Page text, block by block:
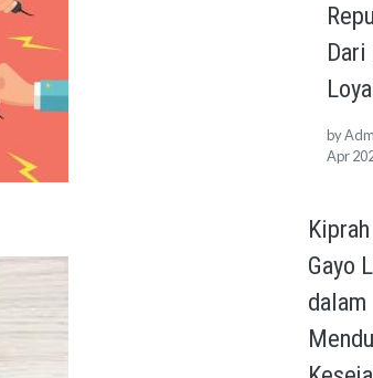
by
Apr
Gayo
dalam